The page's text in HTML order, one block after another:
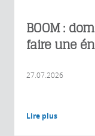
BOOM :
faire une
27.07.2026
Lire plus